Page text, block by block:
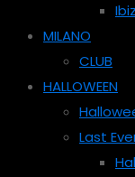
MILANO
CLUB
HALLOWEEN
Last